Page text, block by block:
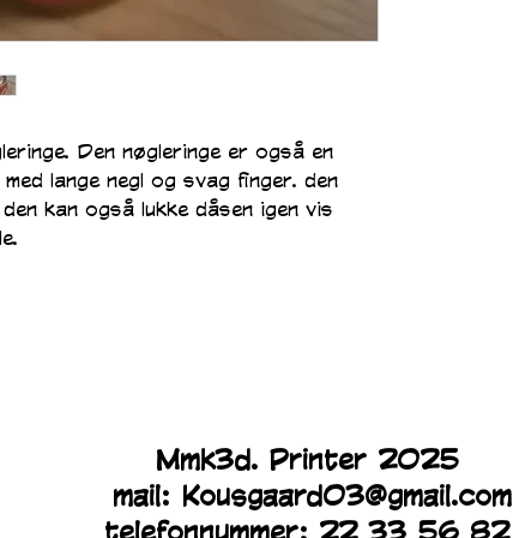
Den nøgleringe er også en
lange negl og svag finger. den
kan også lukke dåsen igen vis
Mmk3d. Printer 2025
mail: Kousgaard03@gmail.com
telefonnummer: 22 33 56 82